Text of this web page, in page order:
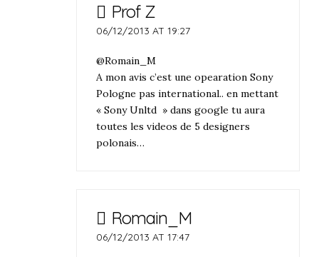
Prof Z
06/12/2013 AT 19:27
@Romain_M
A mon avis c’est une opearation Sony
Pologne pas international.. en mettant
« Sony Unltd » dans google tu aura
toutes les videos de 5 designers
polonais…
Romain_M
06/12/2013 AT 17:47